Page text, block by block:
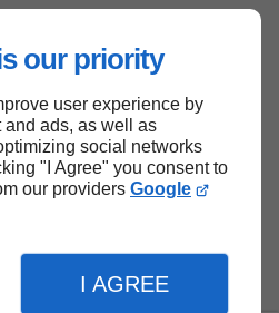
our priority
user experience by
ads, as well as
social networks
"I Agree" you consent to
our providers Google
I AGREE
de page